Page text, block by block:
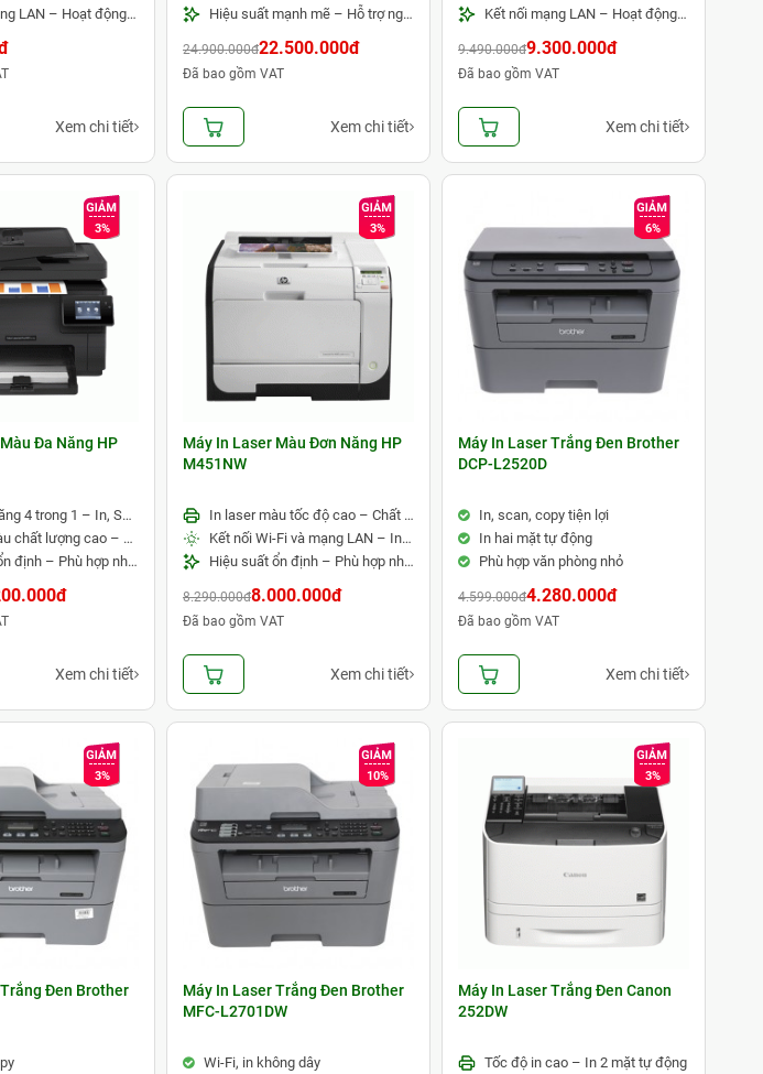
Kết nối mạng LAN – Hoạt động ổn định cho văn phòng
Xem chi tiết
Hiệu suất mạnh mẽ – Hỗ trợ ngôn ngữ in chuyên nghiệp
24.900.000đ22.500.000đ
Đã bao gồm VAT
Xem chi tiết
Kết nối mạng LAN – Hoạt động ổn định cho doanh nghiệp
9.490.000đ9.300.000đ
Đã bao gồm VAT
Xem chi tiết
3%
Đa Năng HP
Đa chức năng 4 trong 1 – In, Scan, Copy, Fax
In laser màu chất lượng cao – Kết nối không dây tiện lợi
Vận hành ổn định – Phù hợp nhu cầu văn phòng
Xem chi tiết
3%
Máy In Laser Màu Đơn Năng HP
M451NW
In laser màu tốc độ cao – Chất lượng chuyên nghiệp
Kết nối Wi-Fi và mạng LAN – In ấn linh hoạt
Hiệu suất ổn định – Phù hợp nhu cầu in màu thường xuyên
8.290.000đ8.000.000đ
Đã bao gồm VAT
Xem chi tiết
6%
Máy In Laser Trắng Đen Brother
DCP-L2520D
In, scan, copy tiện lợi
In hai mặt tự động
Phù hợp văn phòng nhỏ
4.599.000đ4.280.000đ
Đã bao gồm VAT
Xem chi tiết
3%
Đen Brother
10%
Máy In Laser Trắng Đen Brother
MFC-L2701DW
Wi-Fi, in không dây
3%
Máy In Laser Trắng Đen Canon
252DW
Tốc độ in cao – In 2 mặt tự động